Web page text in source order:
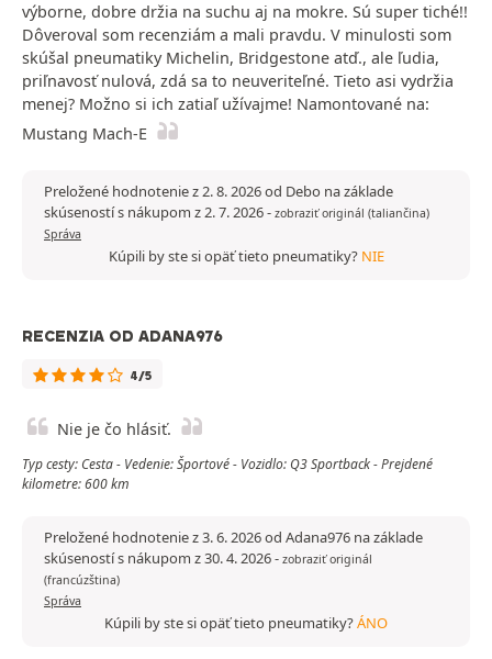
výborne, dobre držia na suchu aj na mokre. Sú super tiché!!
Dôveroval som recenziám a mali pravdu. V minulosti som
skúšal pneumatiky Michelin, Bridgestone atď., ale ľudia,
priľnavosť nulová, zdá sa to neuveriteľné. Tieto asi vydržia
menej? Možno si ich zatiaľ užívajme! Namontované na:
Mustang Mach-E
Preložené hodnotenie z 2. 8. 2026 od Debo na základe
skúseností s nákupom z 2. 7. 2026- zobraziť originál (taliančina)
Správa
Kúpili by ste si opäť tieto pneumatiky? NIE
RECENZIA OD ADANA976
4/5
Nie je čo hlásiť.
Typ cesty: Cesta - Vedenie: Športové - Vozidlo: Q3 Sportback - Prejdené
kilometre: 600 km
Preložené hodnotenie z 3. 6. 2026 od Adana976 na základe
skúseností s nákupom z 30. 4. 2026- zobraziť originál
(francúzština)
Správa
Kúpili by ste si opäť tieto pneumatiky?ÁNO